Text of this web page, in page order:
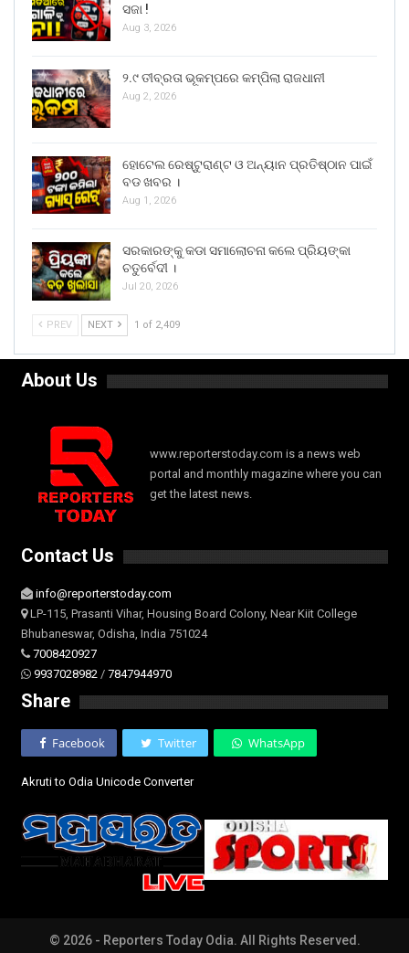
ସଜା !
Aug 3, 2026
୨.୯ ତୀବ୍ରତା ଭୂକମ୍ପରେ କମ୍ପିଲା ରାଜଧାନୀ
Aug 2, 2026
ହୋଟେଲ ରେଷ୍ଟୁରାଣ୍ଟ ଓ ଅନ୍ୟାନ ପ୍ରତିଷ୍ଠାନ ପାଇଁ
ବଡ ଖବର ।
Aug 1, 2026
ସରକାରଙ୍କୁ କଡା ସମାଲୋଚନା କଲେ ପ୍ରିୟଙ୍କା
ଚତୁର୍ବେଦୀ ।
Jul 20, 2026
PREV NEXT 1 of 2,409
About Us
www.reporterstoday.com is a news web
portal and monthly magazine where you can
get the latest news.
Contact Us
info@reporterstoday.com
LP-115, Prasanti Vihar, Housing Board Colony, Near Kiit College
Bhubaneswar, Odisha, India 751024
7008420927
9937028982 / 7847944970
Share
Facebook Twitter WhatsApp
Akruti to Odia Unicode Converter
© 2026 - Reporters Today Odia. All Rights Reserved.